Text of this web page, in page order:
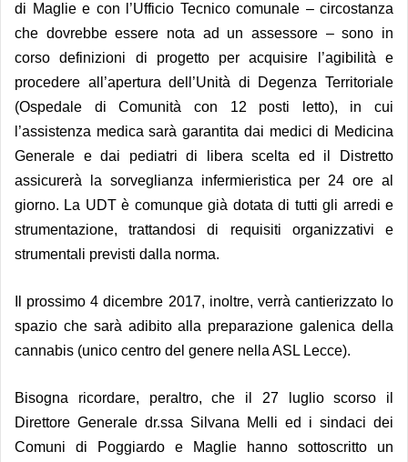
di Maglie e con l’Ufficio Tecnico comunale – circostanza
che dovrebbe essere nota ad un assessore – sono in
corso definizioni di progetto per acquisire l’agibilità e
procedere all’apertura dell’Unità di Degenza Territoriale
(Ospedale di Comunità con 12 posti letto), in cui
l’assistenza medica sarà garantita dai medici di Medicina
Generale e dai pediatri di libera scelta ed il Distretto
assicurerà la sorveglianza infermieristica per 24 ore al
giorno. La UDT è comunque già dotata di tutti gli arredi e
strumentazione, trattandosi di requisiti organizzativi e
strumentali previsti dalla norma.
Il prossimo 4 dicembre 2017, inoltre, verrà cantierizzato lo
spazio che sarà adibito alla preparazione galenica della
cannabis (unico centro del genere nella ASL Lecce).
Bisogna ricordare, peraltro, che il 27 luglio scorso il
Direttore Generale dr.ssa Silvana Melli ed i sindaci dei
Comuni di Poggiardo e Maglie hanno sottoscritto un